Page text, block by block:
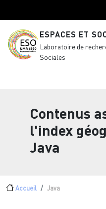
ESPACES ET
Laboratoire de
Sociales
Contenus
l'index
Java
Fil d'Ariane
Accueil Java